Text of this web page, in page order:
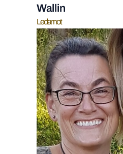
Wallin
Ledamot